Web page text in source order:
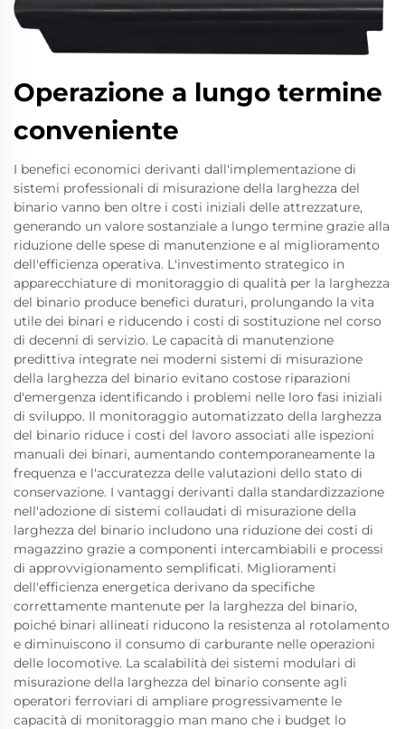
Operazione a lungo termine
conveniente
I benefici economici derivanti dall'implementazione di
sistemi professionali di misurazione della larghezza del
binario vanno ben oltre i costi iniziali delle attrezzature,
generando un valore sostanziale a lungo termine grazie alla
riduzione delle spese di manutenzione e al miglioramento
dell'efficienza operativa. L'investimento strategico in
apparecchiature di monitoraggio di qualità per la larghezza
del binario produce benefici duraturi, prolungando la vita
utile dei binari e riducendo i costi di sostituzione nel corso
di decenni di servizio. Le capacità di manutenzione
predittiva integrate nei moderni sistemi di misurazione
della larghezza del binario evitano costose riparazioni
d'emergenza identificando i problemi nelle loro fasi iniziali
di sviluppo. Il monitoraggio automatizzato della larghezza
del binario riduce i costi del lavoro associati alle ispezioni
manuali dei binari, aumentando contemporaneamente la
frequenza e l'accuratezza delle valutazioni dello stato di
conservazione. I vantaggi derivanti dalla standardizzazione
nell'adozione di sistemi collaudati di misurazione della
larghezza del binario includono una riduzione dei costi di
magazzino grazie a componenti intercambiabili e processi
di approvvigionamento semplificati. Miglioramenti
dell'efficienza energetica derivano da specifiche
correttamente mantenute per la larghezza del binario,
poiché binari allineati riducono la resistenza al rotolamento
e diminuiscono il consumo di carburante nelle operazioni
delle locomotive. La scalabilità dei sistemi modulari di
misurazione della larghezza del binario consente agli
operatori ferroviari di ampliare progressivamente le
capacità di monitoraggio man mano che i budget lo